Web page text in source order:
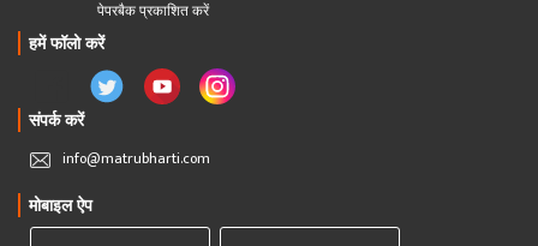
पेपरबैक प्रकाशित करें
हमें फॉलो करें
संपर्क करें
info@matrubharti.com
मोबाइल ऐप